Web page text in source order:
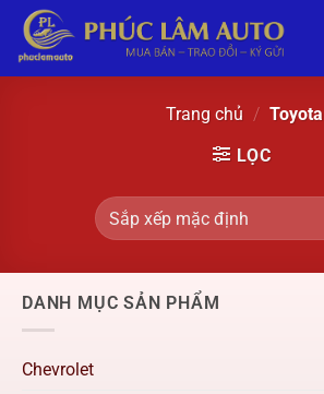
Trang chủ / Toyota
LỌC
DANH MỤC SẢN PHẨM
Chevrolet